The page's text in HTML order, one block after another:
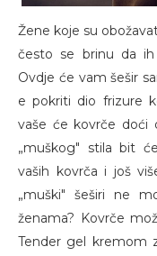
Žene koje su
često se brinu da
Ovdje će vam šešir
e pokriti dio frizure
vaše će kovrče doći
„muškog" stila bit
vaših kovrča i još
„muški" šeširi ne
ženama? Kovrče
Tender gel kremom